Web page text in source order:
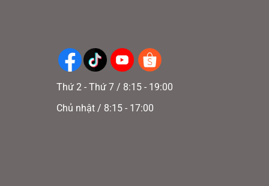
Thứ 2 - Thứ 7 / 8:15 - 19:00
Chủ nhật / 8:15 - 17:00